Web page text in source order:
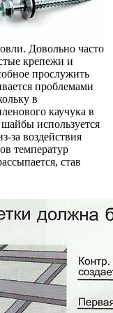
Довольно часто
крепежи и
прослужить
проблемами
в
каучука в
используется
за воздействия
температур
став